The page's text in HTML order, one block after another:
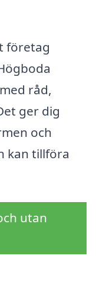
företag
råd,
ger dig
och
kan tillföra
utan